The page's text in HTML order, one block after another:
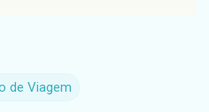
de Viagem